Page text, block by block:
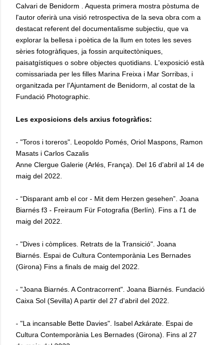
Calvari de Benidorm . Aquesta primera mostra pòstuma de
l'autor oferirà una visió retrospectiva de la seva obra com a
destacat referent del documentalisme subjectiu, que va
explorar la bellesa i poètica de la llum en totes les seves
sèries fotogràfiques, ja fossin arquitectòniques,
paisatgístiques o sobre objectes quotidians. L'exposició està
comissariada per les filles Marina Freixa i Mar Sorribas, i
organitzada per l'Ajuntament de Benidorm, al costat de la
Fundació Photographic.
Les exposicions dels arxius fotogràfics:
- "Toros i toreros". Leopoldo Pomés, Oriol Maspons, Ramon
Masats i Carlos Cazalis
Anne Clergue Galerie (Arlés, França). Del 16 d'abril al 14 de
maig del 2022.
- “Disparant amb el cor - Mit dem Herzen gesehen”. Joana
Biarnés f3 - Freiraum Für Fotografia (Berlín). Fins a l'1 de
maig del 2022.
- "Dives i còmplices. Retrats de la Transició". Joana
Biarnés. Espai de Cultura Contemporània Les Bernades
(Girona) Fins a finals de maig del 2022.
- "Joana Biarnés. A Contracorrent". Joana Biarnés. Fundació
Caixa Sol (Sevilla) A partir del 27 d'abril del 2022.
- "La incansable Bette Davies". Isabel Azkárate. Espai de
Cultura Contemporània Les Bernades (Girona). Fins al 27